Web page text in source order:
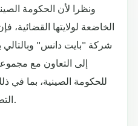
ونظرا لأن الحكومة
الخاضعة لولايتها
شركة "بايت دانس"
إلى التعاون مع
للحكومة الصينية، بما في
التطبيق، بحسب القناة الأمريكية.